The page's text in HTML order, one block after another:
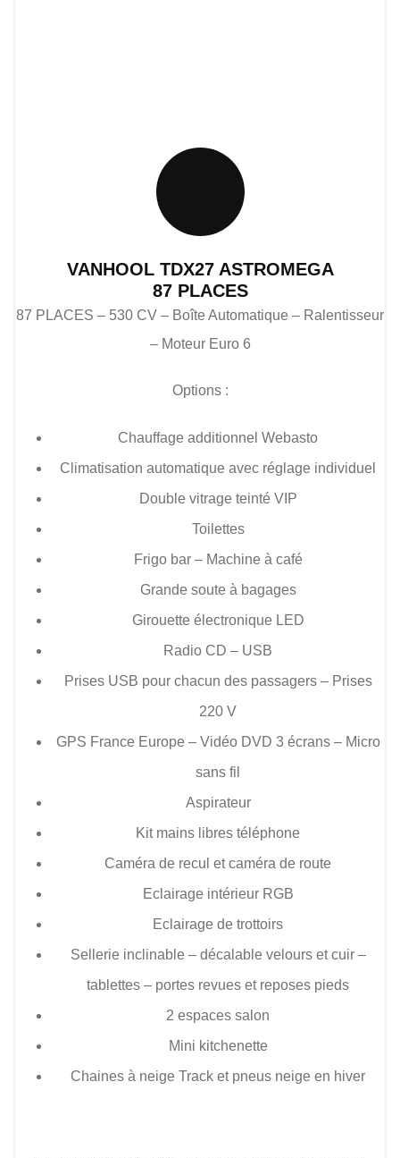
VANHOOL TDX27 ASTROMEGA
87 PLACES
87 PLACES – 530 CV – Boîte Automatique – Ralentisseur
– Moteur Euro 6
Options :
Chauffage additionnel Webasto
Climatisation automatique avec réglage individuel
Double vitrage teinté VIP
Toilettes
Frigo bar – Machine à café
Grande soute à bagages
Girouette électronique LED
Radio CD – USB
Prises USB pour chacun des passagers – Prises
220 V
GPS France Europe – Vidéo DVD 3 écrans – Micro
sans fil
Aspirateur
Kit mains libres téléphone
Caméra de recul et caméra de route
Eclairage intérieur RGB
Eclairage de trottoirs
Sellerie inclinable – décalable velours et cuir –
tablettes – portes revues et reposes pieds
2 espaces salon
Mini kitchenette
Chaines à neige Track et pneus neige en hiver